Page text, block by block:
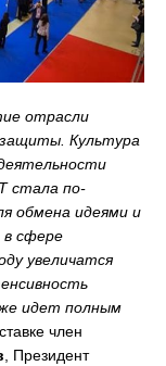
отрасли
защиты. Культура
стала по-
обмена идеями и
в сфере
увеличатся
идет полным
член
, Президент